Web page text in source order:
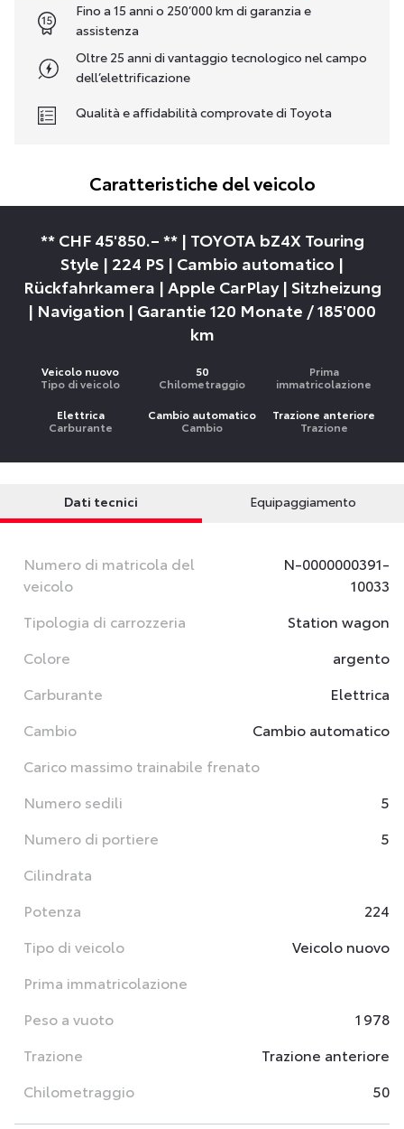
Fino a 15 anni o 250’000 km di garanzia e
assistenza
Oltre 25 anni di vantaggio tecnologico nel campo
dell’elettrificazione
Qualità e affidabilità comprovate di Toyota
Caratteristiche del veicolo
** CHF 45'850.– ** | TOYOTA bZ4X Touring
Style | 224 PS | Cambio automatico |
Rückfahrkamera | Apple CarPlay | Sitzheizung
| Navigation | Garantie 120 Monate / 185'000
km
Veicolo nuovo
Tipo di veicolo
50
Chilometraggio
Prima
immatricolazione
Elettrica
Carburante
Cambio automatico
Cambio
Trazione anteriore
Trazione
Dati tecnici Equipaggiamento
Numero di matricola del
veicolo
N-0000000391-
10033
Tipologia di carrozzeria
Station wagon
Colore
argento
Carburante
Elettrica
Cambio
Cambio automatico
Carico massimo trainabile frenato
Numero sedili
5
Numero di portiere
5
Cilindrata
Potenza
224
Tipo di veicolo
Veicolo nuovo
Prima immatricolazione
Peso a vuoto
1 978
Trazione
Trazione anteriore
Chilometraggio
50